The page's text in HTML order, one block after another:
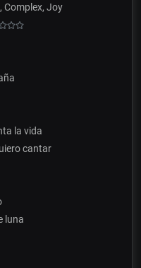
Complex, Joy
la vida
cantar
luna